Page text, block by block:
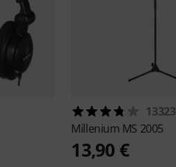
13323
Millenium MS 2005
13,90 €